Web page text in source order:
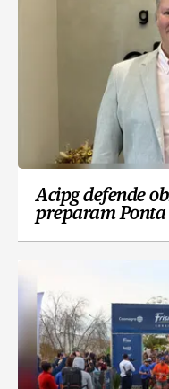
Acipg defende
preparam Ponta